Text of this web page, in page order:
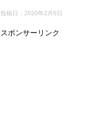
投稿日： 2020年2月6日
スポンサーリンク